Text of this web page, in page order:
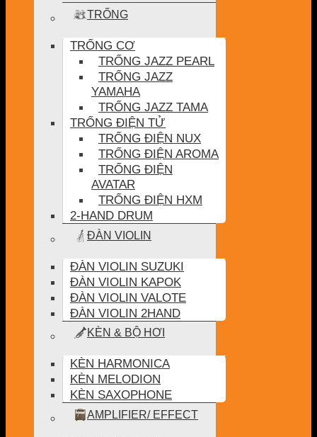
TRỐNG
TRỐNG CƠ
TRỐNG JAZZ PEARL
TRỐNG JAZZ
YAMAHA
TRỐNG JAZZ TAMA
TRỐNG ĐIỆN TỬ
TRỐNG ĐIỆN NUX
TRỐNG ĐIỆN AROMA
TRỐNG ĐIỆN
AVATAR
TRỐNG ĐIỆN HXM
2-HAND DRUM
ĐÀN VIOLIN
ĐÀN VIOLIN SUZUKI
ĐÀN VIOLIN KAPOK
ĐÀN VIOLIN VALOTE
ĐÀN VIOLIN 2HAND
KÈN & BỘ HƠI
KÈN HARMONICA
KÈN MELODION
KÈN SAXOPHONE
AMPLIFIER/ EFFECT